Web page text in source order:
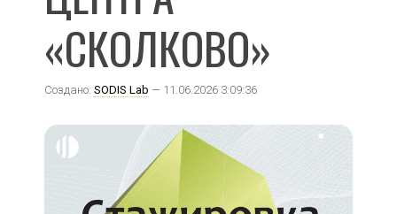
«СКОЛКОВО»
Создано: SODIS Lab — 11.06.2026 3:09:36